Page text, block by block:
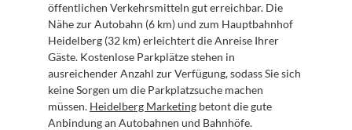
öffentlichen Verkehrsmitteln gut erreichbar. Die
Nähe zur Autobahn (6 km) und zum Hauptbahnhof
Heidelberg (32 km) erleichtert die Anreise Ihrer
Gäste. Kostenlose Parkplätze stehen in
ausreichender Anzahl zur Verfügung, sodass Sie sich
keine Sorgen um die Parkplatzsuche machen
müssen. Heidelberg Marketing betont die gute
Anbindung an Autobahnen und Bahnhöfe.